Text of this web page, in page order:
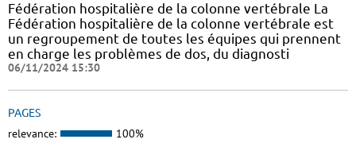
Fédération hospitalière de la colonne vertébrale La
Fédération hospitalière de la colonne vertébrale est
un regroupement de toutes les équipes qui prennent
en charge les problèmes de dos, du diagnosti
06/11/2024 15:30
PAGES
relevance: 100%